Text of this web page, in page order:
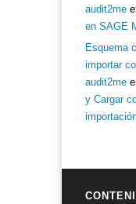
audit2me
en SAGE
Esquema
importar
audit2me
y Cargar